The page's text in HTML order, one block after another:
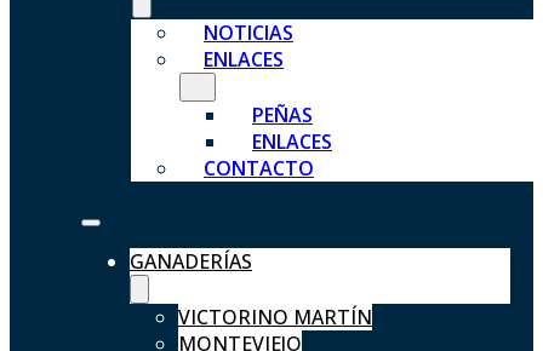
NOTICIAS
ENLACES
PEÑAS
ENLACES
CONTACTO
GANADERÍAS
VICTORINO MARTÍN
MONTEVIEJO